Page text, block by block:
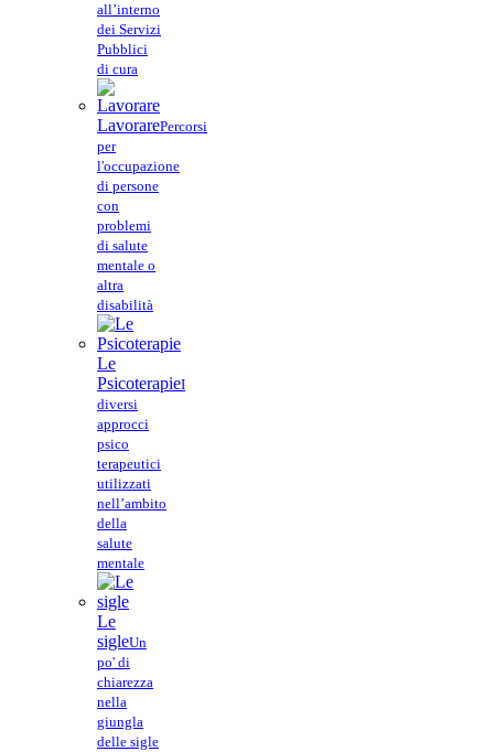
all’interno
dei Servizi
Pubblici
di cura
LavorarePercorsi
per
l'occupazione
di persone
con
problemi
di salute
mentale o
altra
disabilità
Le
PsicoterapieI
diversi
approcci
psico
terapeutici
utilizzati
nell’ambito
della
salute
mentale
Le
sigleUn
po' di
chiarezza
nella
giungla
delle sigle